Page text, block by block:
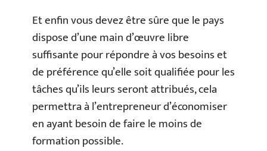
Et enfin vous devez être sûre que le pays
dispose d’une main d’œuvre libre
suffisante pour répondre à vos besoins et
de préférence qu’elle soit qualifiée pour les
tâches qu’ils leurs seront attribués, cela
permettra à l’entrepreneur d’économiser
en ayant besoin de faire le moins de
formation possible.